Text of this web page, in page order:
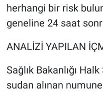
herhangi bir risk
geneline 24 saat
ANALİZİ YAPILAN
Sağlık Bakanlığı
sudan alınan